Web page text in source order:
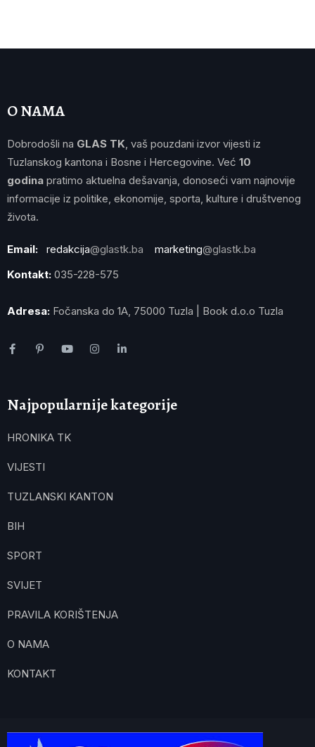
O NAMA
Dobrodošli na GLAS TK, vaš pouzdani izvor vijesti iz
Tuzlanskog kantona i Bosne i Hercegovine. Već 10
godina pratimo aktuelna dešavanja, donoseći vam najnovije
informacije iz politike, ekonomije, sporta, kulture i društvenog
života.
Email: redakcija@glastk.ba marketing@glastk.ba
Kontakt: 035-228-575
Adresa: Fočanska do 1A, 75000 Tuzla | Book d.o.o Tuzla
Najpopularnije kategorije
HRONIKA TK
VIJESTI
TUZLANSKI KANTON
BIH
SPORT
SVIJET
PRAVILA KORIŠTENJA
O NAMA
KONTAKT